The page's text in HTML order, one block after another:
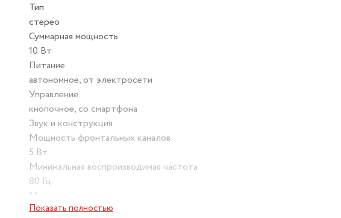
Тип
стерео
Суммарная мощность
10 Вт
Питание
автономное, от электросети
Управление
кнопочное, со смартфона
Звук и конструкция
Мощность фронтальных каналов
5 Вт
Минимальная воспроизводимая частота
80 Гц
Максимальная воспроизводимая частота
20000 Гц
Показать полностью